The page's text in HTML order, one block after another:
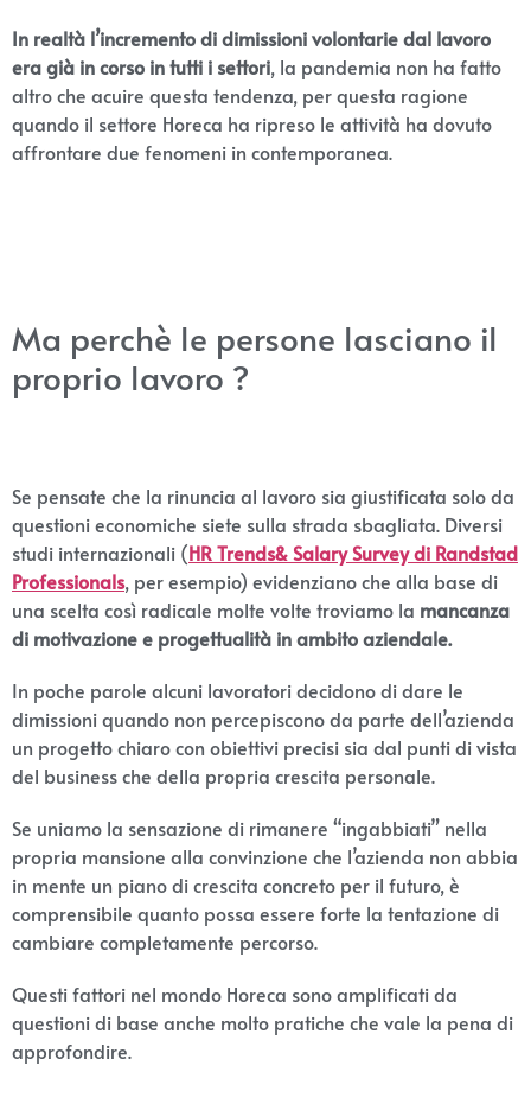
In realtà l’incremento di dimissioni volontarie dal lavoro
era già in corso in tutti i settori, la pandemia non ha fatto
altro che acuire questa tendenza, per questa ragione
quando il settore Horeca ha ripreso le attività ha dovuto
affrontare due fenomeni in contemporanea.
Ma perchè le persone lasciano il
proprio lavoro ?
Se pensate che la rinuncia al lavoro sia giustificata solo da
questioni economiche siete sulla strada sbagliata. Diversi
studi internazionali (HR Trends& Salary Survey di Randstad
Professionals, per esempio) evidenziano che alla base di
una scelta così radicale molte volte troviamo la mancanza
di motivazione e progettualità in ambito aziendale.
In poche parole alcuni lavoratori decidono di dare le
dimissioni quando non percepiscono da parte dell’azienda
un progetto chiaro con obiettivi precisi sia dal punti di vista
del business che della propria crescita personale.
Se uniamo la sensazione di rimanere “ingabbiati” nella
propria mansione alla convinzione che l’azienda non abbia
in mente un piano di crescita concreto per il futuro, è
comprensibile quanto possa essere forte la tentazione di
cambiare completamente percorso.
Questi fattori nel mondo Horeca sono amplificati da
questioni di base anche molto pratiche che vale la pena di
approfondire.